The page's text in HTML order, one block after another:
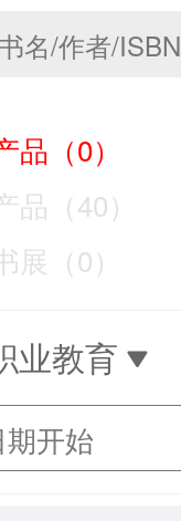
（0）
（40）
（0）
业教育